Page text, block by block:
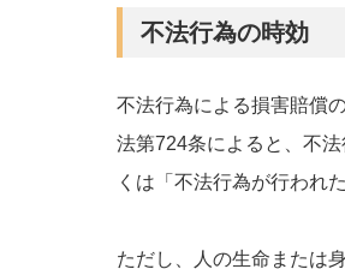
不法行為の時効
不法行為による損害賠償
法第724条によると、不
くは「不法行為が行われ
ただし、人の生命または